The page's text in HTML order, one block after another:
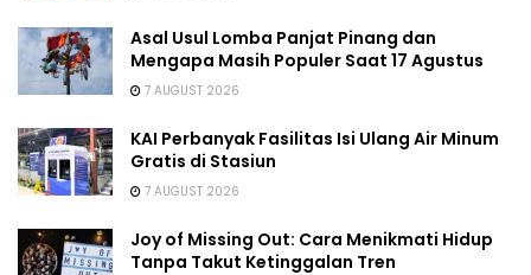
Asal Usul Lomba Panjat Pinang dan
Mengapa Masih Populer Saat 17 Agustus
7 AUGUST 2026
KAI Perbanyak Fasilitas Isi Ulang Air Minum
Gratis di Stasiun
7 AUGUST 2026
Joy of Missing Out: Cara Menikmati Hidup
Tanpa Takut Ketinggalan Tren